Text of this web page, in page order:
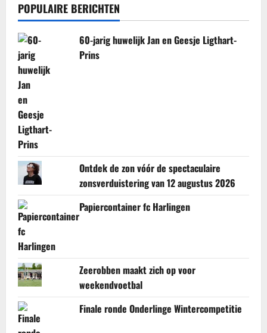
POPULAIRE BERICHTEN
60-jarig huwelijk Jan en Geesje Ligthart-
Prins
Ontdek de zon vóór de spectaculaire
zonsverduistering van 12 augustus 2026
Papiercontainer fc Harlingen
Zeerobben maakt zich op voor
weekendvoetbal
Finale ronde Onderlinge Wintercompetitie